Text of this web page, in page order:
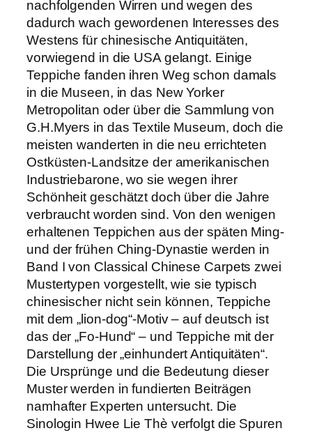
nachfolgenden Wirren und wegen des
dadurch wach gewordenen Interesses des
Westens für chinesische Antiquitäten,
vorwiegend in die USA gelangt. Einige
Teppiche fanden ihren Weg schon damals
in die Museen, in das New Yorker
Metropolitan oder über die Sammlung von
G.H.Myers in das Textile Museum, doch die
meisten wanderten in die neu errichteten
Ostküsten-Landsitze der amerikanischen
Industriebarone, wo sie wegen ihrer
Schönheit geschätzt doch über die Jahre
verbraucht worden sind. Von den wenigen
erhaltenen Teppichen aus der späten Ming-
und der frühen Ching-Dynastie werden in
Band I von Classical Chinese Carpets zwei
Mustertypen vorgestellt, wie sie typisch
chinesischer nicht sein können, Teppiche
mit dem „lion-dog“-Motiv – auf deutsch ist
das der „Fo-Hund“ – und Teppiche mit der
Darstellung der „einhundert Antiquitäten“.
Die Ursprünge und die Bedeutung dieser
Muster werden in fundierten Beiträgen
namhafter Experten untersucht. Die
Sinologin Hwee Lie Thè verfolgt die Spuren